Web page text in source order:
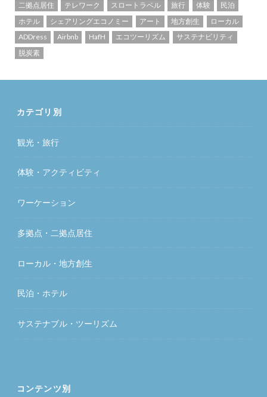
二拠点居住
テレワーク スロートラベル 旅行 体験
民泊
ホテル
シェアリングエコノミー アート 地方創生
ローカル
ADDress
Airbnb HafH エコツーリズム
サステナビリティ
脱炭素
カテゴリ別
観光・旅行
体験・アクティビティ
ワーケーション
多拠点・二拠点居住
ローカル・地方創生
民泊・ホテル
サステナブル・ツーリズム
コンテンツ別